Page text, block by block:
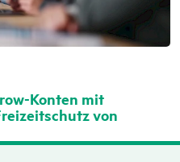
Konten mit
von